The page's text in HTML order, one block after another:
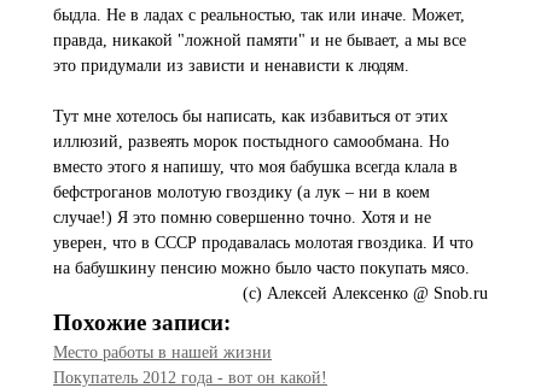
быдла. Не в ладах с реальностью, так или иначе. Может,
правда, никакой "ложной памяти" и не бывает, а мы все
это придумали из зависти и ненависти к людям.
Тут мне хотелось бы написать, как избавиться от этих
иллюзий, развеять морок постыдного самообмана. Но
вместо этого я напишу, что моя бабушка всегда клала в
бефстроганов молотую гвоздику (а лук – ни в коем
случае!) Я это помню совершенно точно. Хотя и не
уверен, что в СССР продавалась молотая гвоздика. И что
на бабушкину пенсию можно было часто покупать мясо.
(с) Алексей Алексенко @ Snob.ru
Похожие записи:
Место работы в нашей жизни
Покупатель 2012 года - вот он какой!